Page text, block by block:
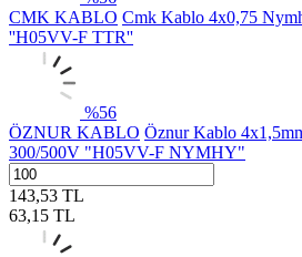
CMK KABLO Cmk Kablo 4x0,75
''H05VV-F TTR''
%56
ÖZNUR KABLO Öznur Kablo
300/500V "H05VV-F NYMHY"
143,53 TL
63,15 TL